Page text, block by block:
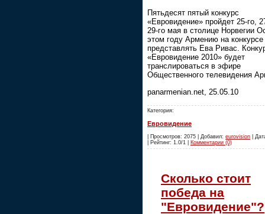
Пятьдесят пятый конкурс
«Евровидение» пройдет 25-го,
29-го мая в столице Норвегии
этом году Армению на конкурсе
представлять Ева Ривас.
«Евровидение 2010» будет
транслироваться в эфире
Общественного телевидения
panarmenian.net, 25.05.10
Категория:
Евровидение
| Просмотров: 2075 | Добавил: eurovision |
| Рейтинг: 1.0/1 | Комментарии (0)
Сколько стоит
победа на
"Евровидение"?